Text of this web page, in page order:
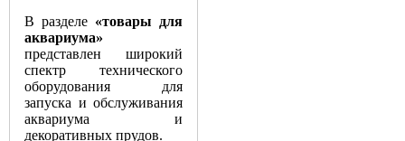
В разделе «товары для
аквариума»
представлен широкий
спектр технического
оборудования для
запуска и обслуживания
аквариума и
декоративных прудов.